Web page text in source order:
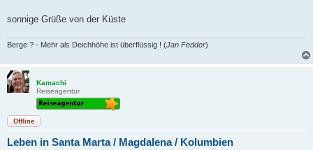
sonnige Grüße von der Küste
Berge ? - Mehr als Deichhöhe ist überflüssig ! (Jan Fedder)
Kamachi
Reiseagentur
Offline
Leben in Santa Marta / Magdalena / Kolumbien